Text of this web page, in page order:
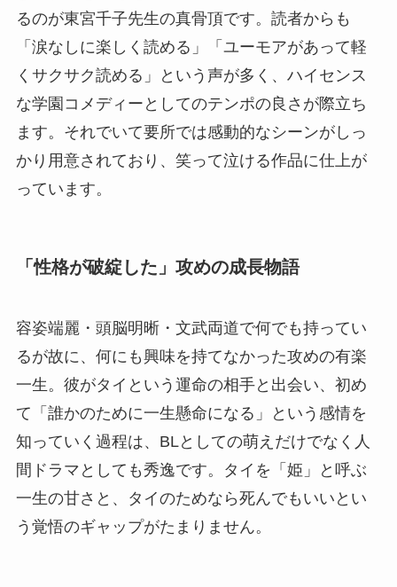
るのが東宮千子先生の真骨頂です。読者からも
「涙なしに楽しく読める」「ユーモアがあって軽
くサクサク読める」という声が多く、ハイセンス
な学園コメディーとしてのテンポの良さが際立ち
ます。それでいて要所では感動的なシーンがしっ
かり用意されており、笑って泣ける作品に仕上が
っています。
「性格が破綻した」攻めの成長物語
容姿端麗・頭脳明晰・文武両道で何でも持ってい
るが故に、何にも興味を持てなかった攻めの有楽
一生。彼がタイという運命の相手と出会い、初め
て「誰かのために一生懸命になる」という感情を
知っていく過程は、BLとしての萌えだけでなく人
間ドラマとしても秀逸です。タイを「姫」と呼ぶ
一生の甘さと、タイのためなら死んでもいいとい
う覚悟のギャップがたまりません。